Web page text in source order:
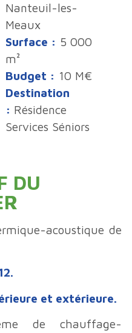
Nanteuil-les-
Meaux
Surface : 5 000
m²
Budget : 10 M€
Destination
: Résidence
Services Séniors
DU
acoustique de
et extérieure.
de chauffage-